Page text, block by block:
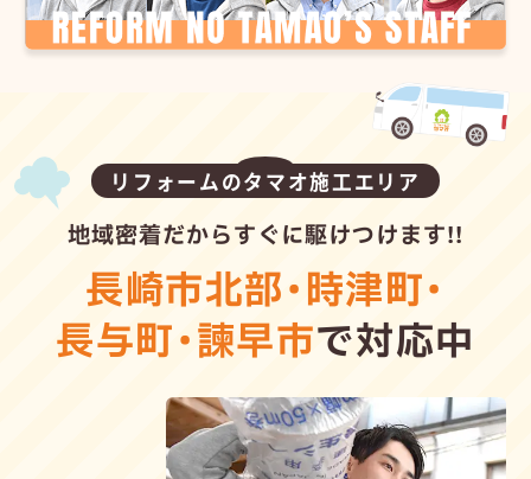
リフォームのタマオ施工エリア
地域密着だからすぐに駆けつけます!!
長崎市北部・時津町・
長与町・諫早市で対応中